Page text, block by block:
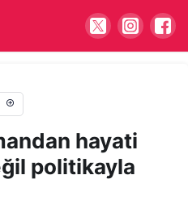
hayati
politikayla
edin! 688 milyon